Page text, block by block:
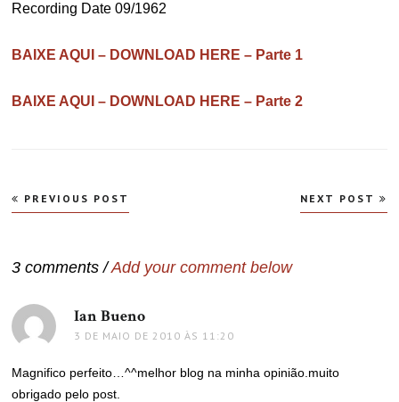
Recording Date 09/1962
BAIXE AQUI – DOWNLOAD HERE – Parte 1
BAIXE AQUI – DOWNLOAD HERE – Parte 2
Navegação
de
PREVIOUS POST NEXT POST
3 comments /Add your comment below
Ian Bueno
3 DE MAIO DE 2010 ÀS 11:20
Magnifico perfeito…^^melhor blog na minha opinião.muito
obrigado pelo post.